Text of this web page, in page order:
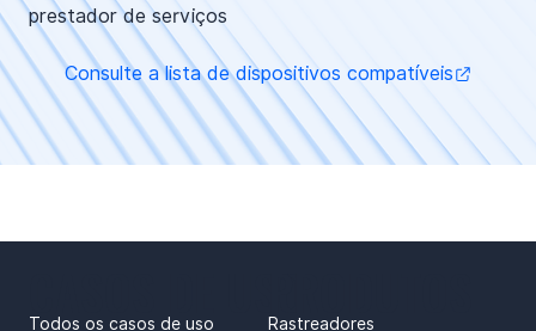
prestador de serviços
Consulte a lista de dispositivos compatíveis
Todos os casos de uso
Rastreadores